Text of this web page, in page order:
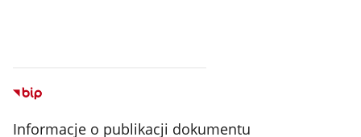
Informacje o publikacji dokumentu